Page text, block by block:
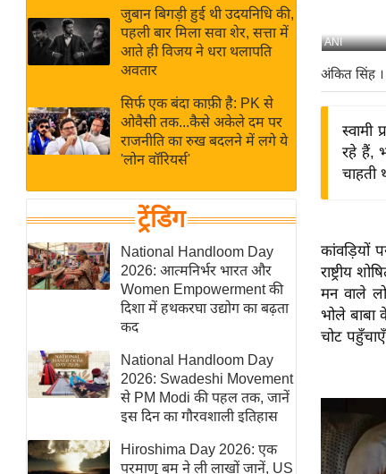
Hindi
Videos
IPL
2026
ई-पेपर
मिसाल बेमिसाल
शख्सियत
यंग इंडिया
साहित्य जगत
ऑटो वर्ल्ड
न्यूज ब्रीफ
मनोरंजन जगत
बॉलीवुड
हॉलीवुड
फिल्म समीक्षा
Breaking
News
लाइफस्टाइल
जुबान बिगड़ी हुई थी उदयनिधि की,
पहली बार मिला सवा शेर, सत्ता में
आते ही विजय ने धरा थलापति
अवतार
सिर्फ एक बंदा काफ़ी है: PK से
ओवैसी तक...कैसे अकेले दम पर
राजनीति का रुख बदलने में लगे ये
'लोन वॉरियर्स'
ट्रेंडिंग
National Handloom Day
2026: आत्मनिर्भर भारत और
Women Empowerment की
दिशा में हथकरघा उद्योग का बढ़ता
कद
National Handloom Day
2026: Swadeshi Movement
से PM Modi की पहल तक, जानें
इस दिन का गौरवशाली इतिहास
Hiroshima Day 2026: एक
परमाणु बम ने ली लाखों जानें, US
ANI
अंकित सिंह।
स्वामी
रहे हैं,
चाहती
कांवड़ियों
राष्ट्रीय
मन वाले
भोले बाबा
चोट